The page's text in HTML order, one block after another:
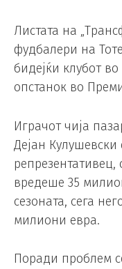
Листата на
фудбалери на
бидејќи клубот
опстанок во
Играчот чија
Дејан
репрезентативец,
вредеше 35
сезоната, сега
милиони евра.
Поради проблем